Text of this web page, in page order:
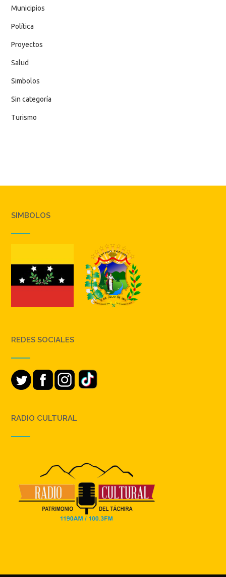
Municipios
Política
Proyectos
Salud
Simbolos
Sin categoría
Turismo
SIMBOLOS
REDES SOCIALES
RADIO CULTURAL